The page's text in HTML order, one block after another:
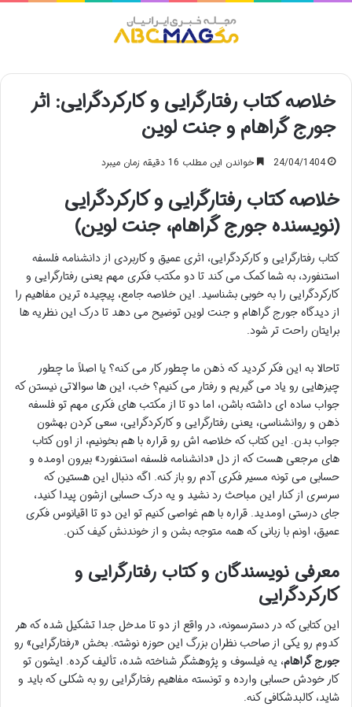
خلاصه کتاب رفتارگرایی و کارکردگرایی: اثر
جورج گراهام و جنت لوین
24/04/1404 خواندن این مطلب 16 دقیقه زمان میبرد
خلاصه کتاب رفتارگرایی و کارکردگرایی
(نویسنده جورج گراهام، جنت لوین)
کتاب رفتارگرایی و کارکردگرایی، اثری عمیق و کاربردی از دانشنامه فلسفه
استنفورد، به شما کمک می کند تا دو مکتب فکری مهم یعنی رفتارگرایی و
کارکردگرایی را به خوبی بشناسید. این خلاصه جامع، پیچیده ترین مفاهیم را
از دیدگاه جورج گراهام و جنت لوین توضیح می دهد تا درک این نظریه ها
برایتان راحت تر شود.
تاحالا به این فکر کردید که ذهن ما چطور کار می کنه؟ یا اصلاً ما چطور
چیزهایی رو یاد می گیریم و رفتار می کنیم؟ خب، این ها سوالاتی نیستن که
جواب ساده ای داشته باشن، اما دو تا از مکتب های فکری مهم تو فلسفه
ذهن و روانشناسی، یعنی رفتارگرایی و کارکردگرایی، سعی کردن بهشون
جواب بدن. این کتاب که خلاصه اش رو قراره با هم بخونیم، از اون کتاب
های مرجعی هست که از دل «دانشنامه فلسفه استنفورد» بیرون اومده و
حسابی می تونه مسیر فکری آدم رو باز کنه. اگه دنبال این هستین که
سرسری از کنار این مباحث رد نشید و یه درک حسابی ازشون پیدا کنید،
جای درستی اومدید. قراره با هم غواصی کنیم تو این دو تا اقیانوس فکری
عمیق، اونم با زبانی که همه متوجه بشن و از خوندنش کیف کنن.
معرفی نویسندگان و کتاب رفتارگرایی و
کارکردگرایی
این کتابی که در دسترسمونه، در واقع از دو تا مدخل جدا تشکیل شده که هر
کدوم رو یکی از صاحب نظران بزرگ این حوزه نوشته. بخش «رفتارگرایی» رو
جورج گراهام، یه فیلسوف و پژوهشگر شناخته شده، تألیف کرده. ایشون تو
کار خودش حسابی وارده و تونسته مفاهیم رفتارگرایی رو به شکلی که باید و
شاید، کالبدشکافی کنه.